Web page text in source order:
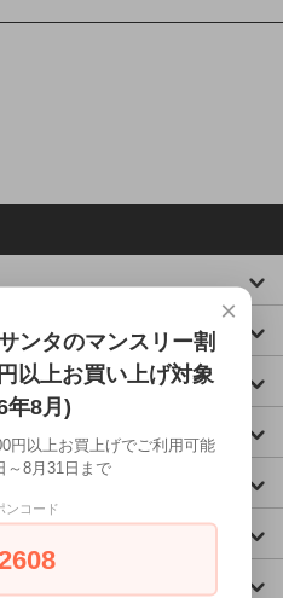
×
ンタのマンスリー割
以上お買い上げ対象
年8月)
円以上お買上げでご利用可能
～8月31日まで
ンコード